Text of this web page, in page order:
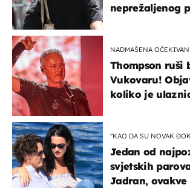
neprežaljenog
NADMAŠENA
Thompson ruši
Vukovaru!
koliko je
"KAO DA SU NOVAK
Jedan od
svjetskih
Jadran,